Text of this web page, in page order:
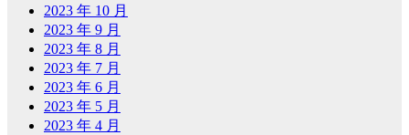
2023 年 10 月
2023 年 9 月
2023 年 8 月
2023 年 7 月
2023 年 6 月
2023 年 5 月
2023 年 4 月